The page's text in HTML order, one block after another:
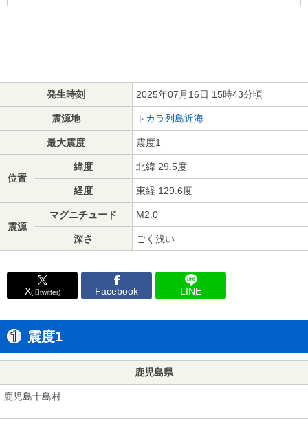
発生時刻 2025年07月16日 15時43分頃
震源地 トカラ列島近海
最大震度 震度1
位置
緯度 北緯 29.5度
経度 東経 129.6度
震源
マグニチュード M2.0
深さ ごく浅い
X(旧twitter) Facebook LINE
震度1
鹿児島県
鹿児島十島村